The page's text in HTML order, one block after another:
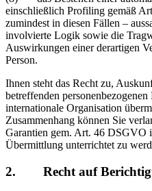
einschließlich Profiling gemäß
zumindest in diesen Fällen –
involvierte Logik sowie die
Auswirkungen einer derartigen
Person.
Ihnen steht das Recht zu,
betreffenden
internationale Organisation
Zusammenhang können Sie
Garantien gem. Art. 46 DSGVO
Übermittlung unterrichtet zu
2. Recht auf